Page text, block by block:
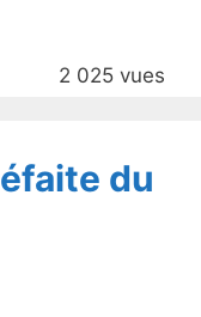
2 025 vues
du